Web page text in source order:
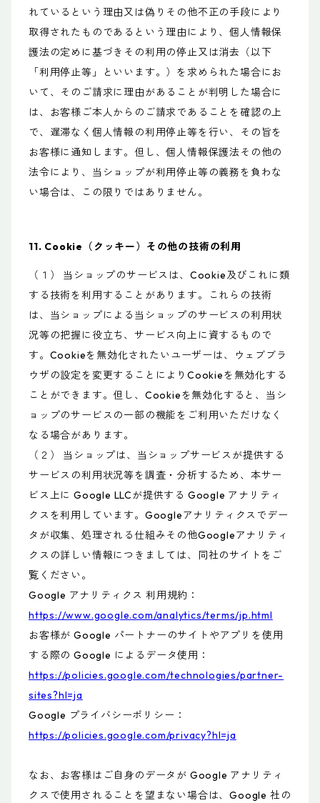
れているという理由又は偽りその他不正の手段により
取得されたものであるという理由により、個人情報保
護法の定めに基づきその利用の停止又は消去（以下
「利用停止等」といいます。）を求められた場合にお
いて、そのご請求に理由があることが判明した場合に
は、お客様ご本人からのご請求であることを確認の上
で、遅滞なく個人情報の利用停止等を行い、その旨を
お客様に通知します。但し、個人情報保護法その他の
法令により、当ショップが利用停止等の義務を負わな
い場合は、この限りではありません。
11. Cookie（クッキー）その他の技術の利用
（１） 当ショップのサービスは、Cookie及びこれに類
する技術を利用することがあります。これらの技術
は、当ショップによる当ショップのサービスの利用状
況等の把握に役立ち、サービス向上に資するもので
す。Cookieを無効化されたいユーザーは、ウェブブラ
ウザの設定を変更することによりCookieを無効化する
ことができます。但し、Cookieを無効化すると、当シ
ョップのサービスの一部の機能をご利用いただけなく
なる場合があります。
（２） 当ショップは、当ショップサービスが提供する
サービスの利用状況等を調査・分析するため、本サー
ビス上に Google LLCが提供する Google アナリティ
クスを利用しています。Googleアナリティクスでデー
タが収集、処理される仕組みその他Googleアナリティ
クスの詳しい情報につきましては、同社のサイトをご
覧ください。
Google アナリティクス 利用規約：
https://www.google.com/analytics/terms/jp.html
お客様が Google パートナーのサイトやアプリを使用
する際の Google によるデータ使用：
https://policies.google.com/technologies/partner-
sites?hl=ja
Google プライバシーポリシー：
https://policies.google.com/privacy?hl=ja
なお、お客様はご自身のデータが Google アナリティ
クスで使用されることを望まない場合は、Google 社の